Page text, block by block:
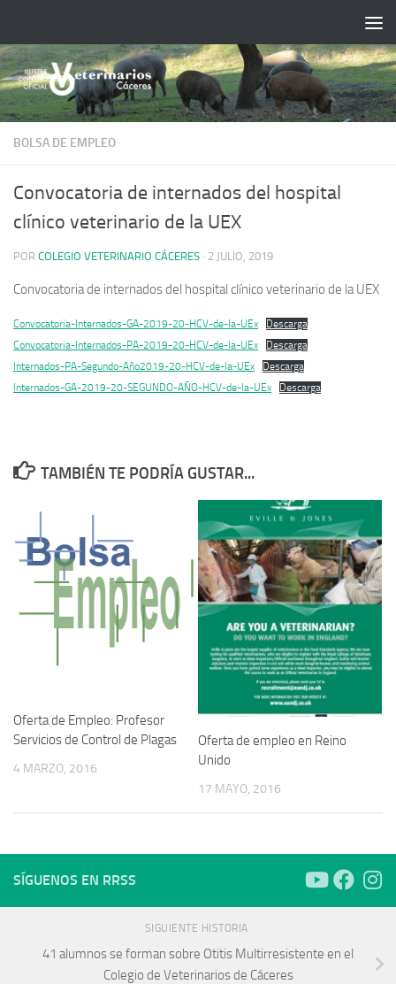
BOLSA DE EMPLEO
Convocatoria de internados del hospital
clínico veterinario de la UEX
POR COLEGIO VETERINARIO CÁCERES · 2 JULIO, 2019
Convocatoria de internados del hospital clínico veterinario de la UEX
Convocatoria-Internados-GA-2019-20-HCV-de-la-UEx
Descarga
Convocatoria-Internados-PA-2019-20-HCV-de-la-UEx
Descarga
Internados-PA-Segundo-Año2019-20-HCV-de-la-UEx
Descarga
Internados-GA-2019-20-SEGUNDO-AÑO-HCV-de-la-UEx
Descarga
TAMBIÉN TE PODRÍA GUSTAR...
Oferta de Empleo: Profesor
Servicios de Control de Plagas
4 MARZO, 2016
Oferta de empleo en Reino
Unido
17 MAYO, 2016
SÍGUENOS EN RRSS
SIGUIENTE HISTORIA
41 alumnos se forman sobre Otitis Multirresistente en el
Colegio de Veterinarios de Cáceres